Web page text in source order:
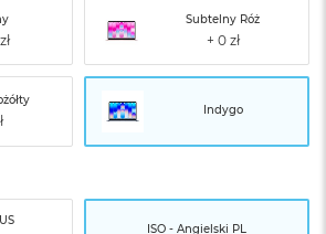
Subtelny Róż
Indygo
ISO - Angielski PL